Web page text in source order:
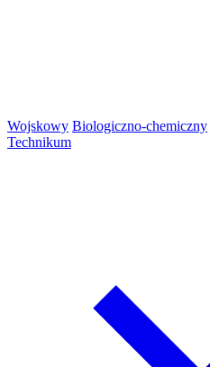
Wojskowy Biologiczno-chemiczny
Technikum